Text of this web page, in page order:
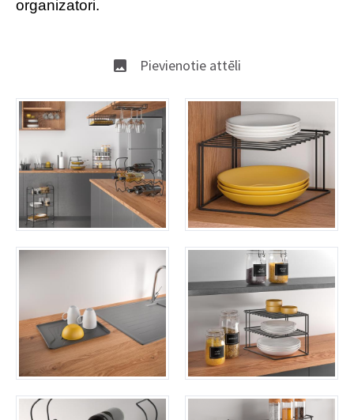
organizatori.
Pievienotie attēli